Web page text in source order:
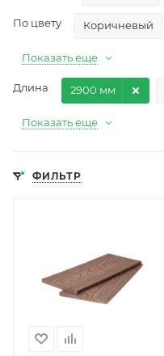
По цвету Коричневый
Показать еще
Длина 2900 мм
Показать еще
ФИЛЬТР